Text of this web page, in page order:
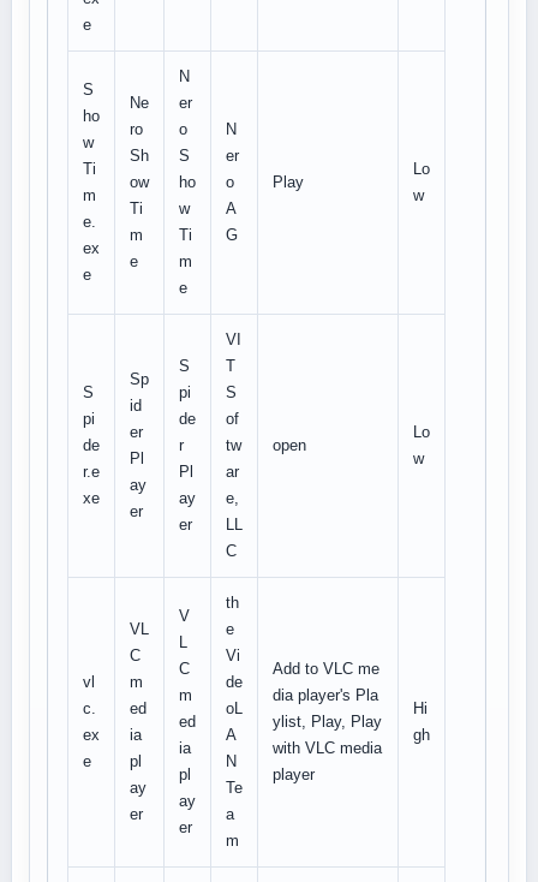
e
S
ho
w
Ti
m
e.
ex
e
Ne
ro
Sh
ow
Ti
m
e
N
er
o
S
ho
w
Ti
m
e
N
er
o
A
G
Play
Lo
w
S
pi
de
r.e
xe
Sp
id
er
Pl
ay
er
S
pi
de
r
Pl
ay
er
VI
T
S
of
tw
ar
e,
LL
C
open
Lo
w
vl
c.
ex
e
VL
C
m
ed
ia
pl
ay
er
V
L
C
m
ed
ia
pl
ay
er
th
e
Vi
de
oL
A
N
Te
a
m
Add to VLC me
dia player's Pla
ylist, Play, Play
with VLC media
player
Hi
gh